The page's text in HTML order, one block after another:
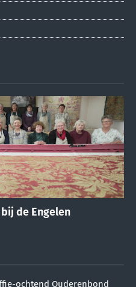
de Engelen
ochtend Ouderenbond